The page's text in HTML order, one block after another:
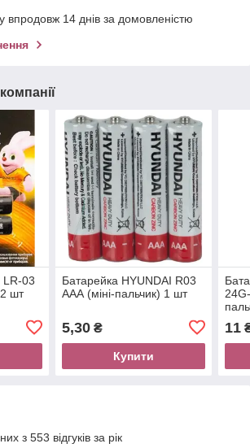
впродовж 14 днів за домовленістю
LR-03
шт
Батарейка HYUNDAI R03
AAА (міні-пальчик) 1 шт
5,30₴
Купити
11
з 553 відгуків за рік